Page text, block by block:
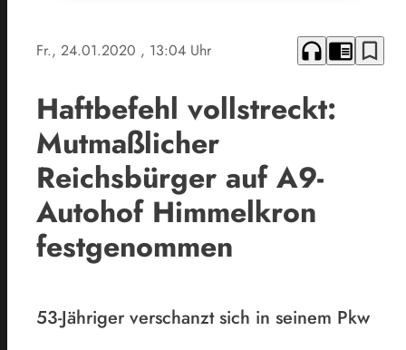
Fr., 24.01.2020 , 13:04 Uhr headphones chrome_reader_mode bookmark_border
Haftbefehl vollstreckt:
Mutmaßlicher
Reichsbürger auf A9-
Autohof Himmelkron
festgenommen
53-Jähriger verschanzt sich in seinem Pkw